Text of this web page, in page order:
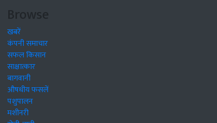
Browse
खबरें
कंपनी समाचार
सफल किसान
साक्षात्कार
बागवानी
औषधीय फसलें
पशुपालन
मशीनरी